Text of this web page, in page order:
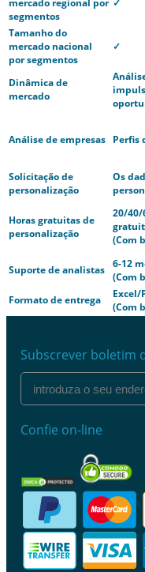
mercado regional por
segmentos
✓
Tamanho do
mercado nacional
por segmentos
✓
Dinâmica de
mercado
Análise de empresas Perfis
Solicitação de
personalização
Os
Horas gratuitas de
personalização
20/40/
(Com
Suporte de analistas 6-12
(Com
Formato de entrega
Excel/
(Com
Subscrever boletim
Confie on-line